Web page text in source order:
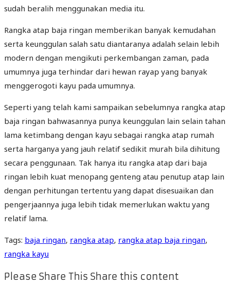
sudah beralih menggunakan media itu.
Rangka atap baja ringan memberikan banyak kemudahan
serta keunggulan salah satu diantaranya adalah selain lebih
modern dengan mengikuti perkembangan zaman, pada
umumnya juga terhindar dari hewan rayap yang banyak
menggerogoti kayu pada umumnya.
Seperti yang telah kami sampaikan sebelumnya rangka atap
baja ringan bahwasannya punya keunggulan lain selain tahan
lama ketimbang dengan kayu sebagai rangka atap rumah
serta harganya yang jauh relatif sedikit murah bila dihitung
secara penggunaan. Tak hanya itu rangka atap dari baja
ringan lebih kuat menopang genteng atau penutup atap lain
dengan perhitungan tertentu yang dapat disesuaikan dan
pengerjaannya juga lebih tidak memerlukan waktu yang
relatif lama.
Tags: baja ringan, rangka atap, rangka atap baja ringan,
rangka kayu
Please Share This Share this content